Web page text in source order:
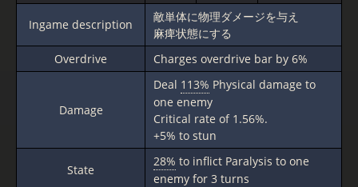
Ingame description
敵単体に物理ダメージを与え
麻痺状態にする
Overdrive
Charges overdrive bar by 6%
Damage
Deal 113% Physical damage to
one enemy
Critical rate of 1.56%.
+5% to stun
State
28% to inflict Paralysis to one
enemy for 3 turns